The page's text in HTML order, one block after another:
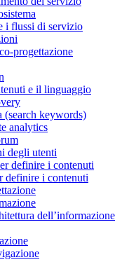
i flussi di servizio
progettazione
e il linguaggio
(search keywords)
analytics
degli utenti
definire i contenuti
definire i contenuti
dell’informazione